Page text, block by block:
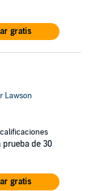
gratis
Lawson
prueba de 30
gratis